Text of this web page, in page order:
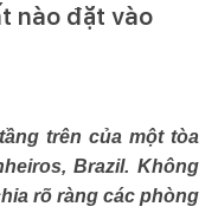
nào đặt vào
trên của một tòa
Brazil. Không
rõ ràng các phòng